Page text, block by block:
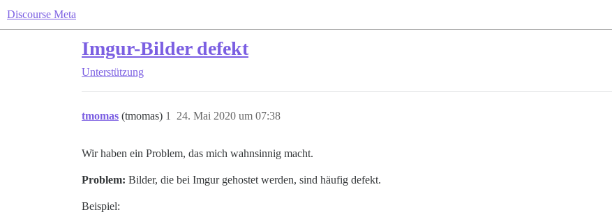
Discourse Meta
Imgur-Bilder defekt
Unterstützung
tmomas (tmomas) 24. Mai 2020 um 07:38
1
Wir haben ein Problem, das mich wahnsinnig macht.
Problem: Bilder, die bei Imgur gehostet werden, sind häufig defekt.
Beispiel: